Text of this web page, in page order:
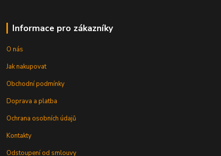
Informace pro zákazníky
O nás
Jak nakupovat
Obchodní podmínky
Doprava a platba
Ochrana osobních údajů
Kontakty
Odstoupení od smlouvy